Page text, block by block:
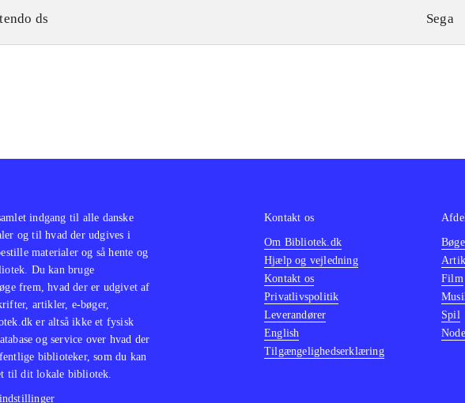
lave fantastiske tricks, såsom løbe i loops, der hvor banen tillader det.
ds Sega
indgang til alle danske
og til hvad der udgives i
materialer og så hente og
Du kan bruge
frem, hvad der er udgivet af
artikler, e-bøger,
er altså ikke et fysisk
og service over hvad der
biblioteker, som du kan
til dit lokale bibliotek.
Kontakt os
Om Bibliotek.dk
Hjælp og vejledning
Kontakt os
Privatlivspolitik
Leverandører
English
Tilgængelighedserklæring
Film
Spil